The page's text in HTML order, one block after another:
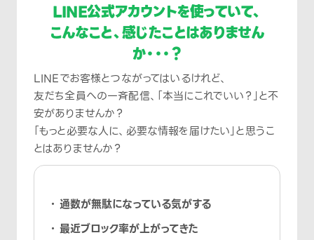
LINE公式アカウントを使っていて、
こんなこと、感じたことはありません
か・・・？
LINEでお客様とつながってはいるけれど、
友だち全員への一斉配信、「本当にこれでいい？」と不
安がありませんか？
「もっと必要な人に、必要な情報を届けたい」と思うこ
とはありませんか？
通数が無駄になっている気がする
最近ブロック率が上がってきた